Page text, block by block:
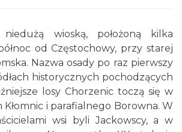
wioską, położoną kilka
od Częstochowy, przy starej
Nazwa osady po raz pierwszy
historycznych pochodzących
losy Chorzenic toczą się w
Kłomnic i parafialnego Borowna. W
wsi byli Jackowscy, a w